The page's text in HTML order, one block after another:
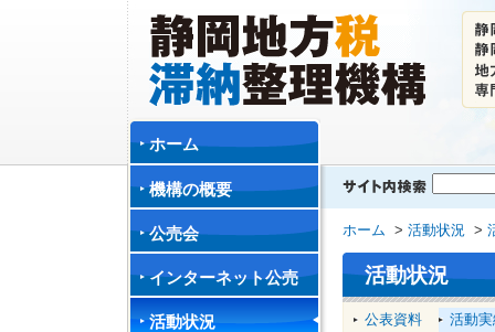
ホーム
機構の概要
公売会
インターネット公売
活動状況
ホーム > 活動状況 >
活動状況
公表資料 活動